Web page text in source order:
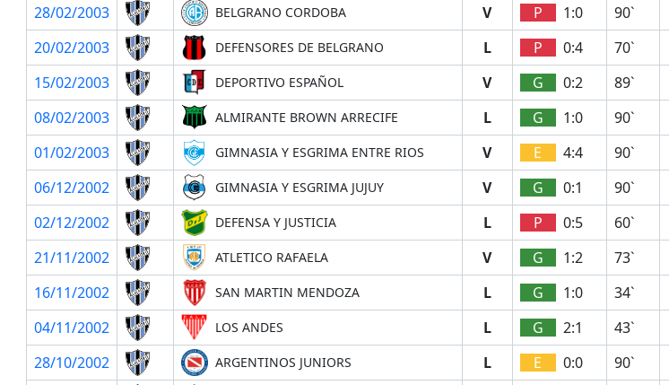
28/02/2003
BELGRANO CORDOBA V P 1:0
90`
20/02/2003
DEFENSORES DE BELGRANO L P 0:4
70`
15/02/2003
DEPORTIVO ESPAÑOL V G 0:2
89`
08/02/2003
ALMIRANTE BROWN ARRECIFE L G 1:0
90`
01/02/2003
GIMNASIA Y ESGRIMA ENTRE RIOS V E 4:4
90`
06/12/2002
GIMNASIA Y ESGRIMA JUJUY V G 0:1
90`
02/12/2002
DEFENSA Y JUSTICIA L P 0:5
60`
21/11/2002
ATLETICO RAFAELA V G 1:2
73`
16/11/2002
SAN MARTIN MENDOZA L G 1:0
34`
04/11/2002
LOS ANDES L G 2:1
43`
28/10/2002
ARGENTINOS JUNIORS L E 0:0
90`